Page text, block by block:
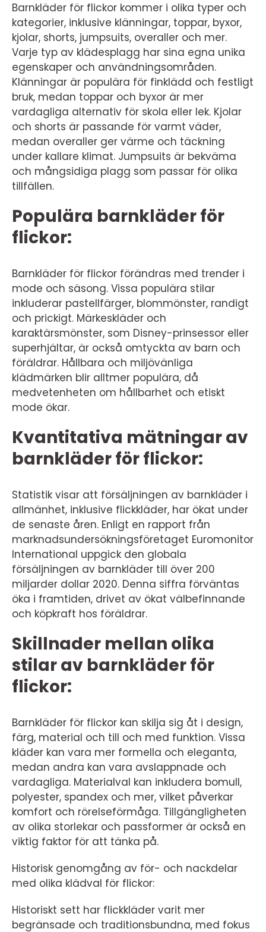
Barnkläder för flickor kommer i olika typer och
kategorier, inklusive klänningar, toppar, byxor,
kjolar, shorts, jumpsuits, overaller och mer.
Varje typ av klädesplagg har sina egna unika
egenskaper och användningsområden.
Klänningar är populära för finklädd och festligt
bruk, medan toppar och byxor är mer
vardagliga alternativ för skola eller lek. Kjolar
och shorts är passande för varmt väder,
medan overaller ger värme och täckning
under kallare klimat. Jumpsuits är bekväma
och mångsidiga plagg som passar för olika
tillfällen.
Populära barnkläder för
flickor:
Barnkläder för flickor förändras med trender i
mode och säsong. Vissa populära stilar
inkluderar pastellfärger, blommönster, randigt
och prickigt. Märkeskläder och
karaktärsmönster, som Disney-prinsessor eller
superhjältar, är också omtyckta av barn och
föräldrar. Hållbara och miljövänliga
klädmärken blir alltmer populära, då
medvetenheten om hållbarhet och etiskt
mode ökar.
Kvantitativa mätningar av
barnkläder för flickor:
Statistik visar att försäljningen av barnkläder i
allmänhet, inklusive flickkläder, har ökat under
de senaste åren. Enligt en rapport från
marknadsundersökningsföretaget Euromonitor
International uppgick den globala
försäljningen av barnkläder till över 200
miljarder dollar 2020. Denna siffra förväntas
öka i framtiden, drivet av ökat välbefinnande
och köpkraft hos föräldrar.
Skillnader mellan olika
stilar av barnkläder för
flickor:
Barnkläder för flickor kan skilja sig åt i design,
färg, material och till och med funktion. Vissa
kläder kan vara mer formella och eleganta,
medan andra kan vara avslappnade och
vardagliga. Materialval kan inkludera bomull,
polyester, spandex och mer, vilket påverkar
komfort och rörelseförmåga. Tillgängligheten
av olika storlekar och passformer är också en
viktig faktor för att tänka på.
Historisk genomgång av för- och nackdelar
med olika klädval för flickor:
Historiskt sett har flickkläder varit mer
begränsade och traditionsbundna, med fokus